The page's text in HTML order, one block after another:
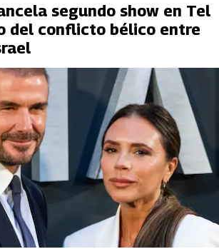
segundo show en Tel
del conflicto bélico entre